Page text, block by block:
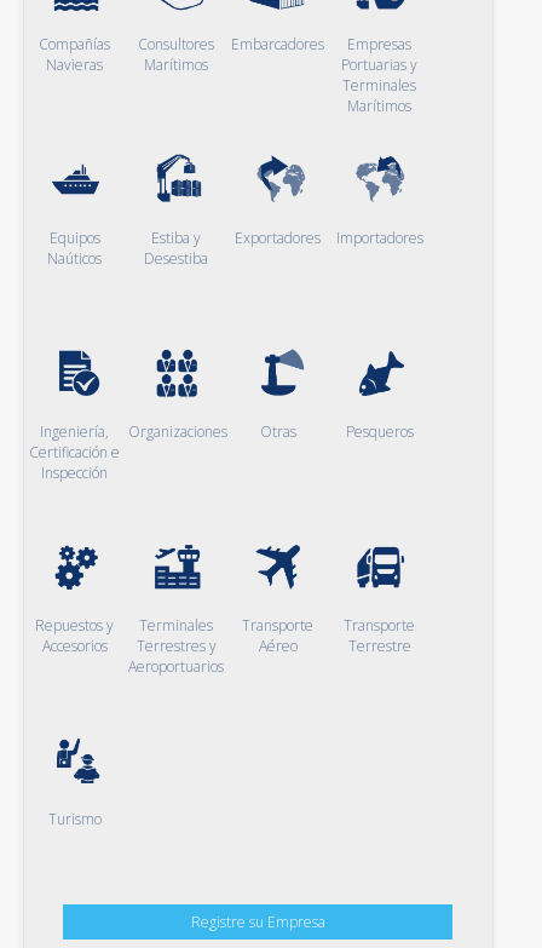
Compañías
Navieras
Consultores
Marítimos
Embarcadores
Empresas
Portuarias y
Terminales
Marítimos
Equipos
Naúticos
Estiba y
Desestiba
Exportadores Importadores
Ingeniería,
Certificación e
Inspección
Organizaciones Otras Pesqueros
Repuestos y
Accesorios
Terminales
Terrestres y
Aeroportuarios
Transporte
Aéreo
Transporte
Terrestre
Turismo
Registre su Empresa